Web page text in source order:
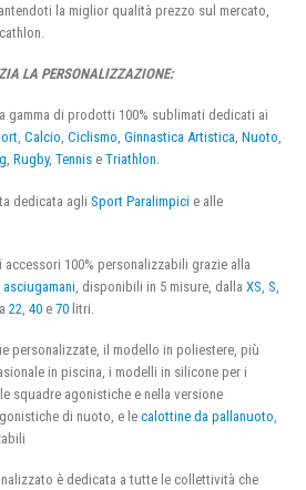
la miglior qualità prezzo sul mercato,
LA PERSONALIZZAZIONE:
gamma di prodotti 100% sublimati dedicati ai
, Calcio, Ciclismo, Ginnastica Artistica, Nuoto,
, Rugby, Tennis e Triathlon.
dedicata agli Sport Paralimpici e alle
100% personalizzabili grazie alla
asciugamani , disponibili in 5 misure, dalla XS S
22 40 e 70 litri.
personalizzate, il modello in poliestere, più
in piscina, i modelli in silicone per i
squadre agonistiche e nella versione
di nuoto, e le calottine da pallanuoto,
è dedicata a tutte le collettività che